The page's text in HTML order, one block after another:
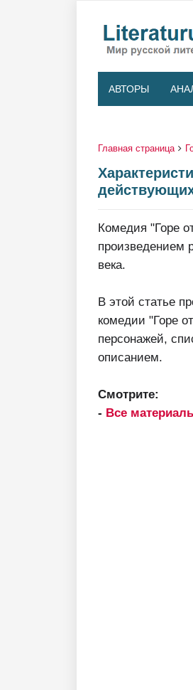
АВТОРЫ
Главная страница
Комедия "Горе
произведением
века.
В этой статье
комедии "Горе
персонажей,
описанием.
Смотрите:
- Все